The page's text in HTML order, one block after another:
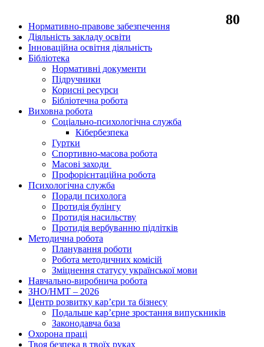
Нормативно-правове забезпечення
Діяльність закладу освіти
Інноваційна освітня діяльність
Бібліотека
Нормативні документи
Підручники
Корисні ресурси
Бібліотечна робота
Виховна робота
Соціально-психологічна служба
Кібербезпека
Гуртки
Спортивно-масова робота
Масові заходи
Профорієнтаційна робота
Психологічна служба
Поради психолога
Протидія булінгу
Протидія насильству
Протидія вербуванню підлітків
Методична робота
Планування роботи
Робота методичних комісій
Зміцнення статусу української мови
Навчально-виробнича робота
ЗНО/НМТ – 2026
Центр розвитку кар’єри та бізнесу
Подальше кар’єрне зростання випускників
Законодавча база
Охорона праці
Твоя безпека в твоїх руках
80